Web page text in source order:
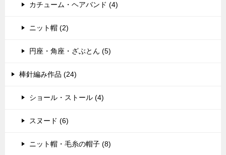
カチューム・ヘアバンド (4)
ニット帽 (2)
円座・角座・ざぶとん (5)
棒針編み作品 (24)
ショール・ストール (4)
スヌード (6)
ニット帽・毛糸の帽子 (8)